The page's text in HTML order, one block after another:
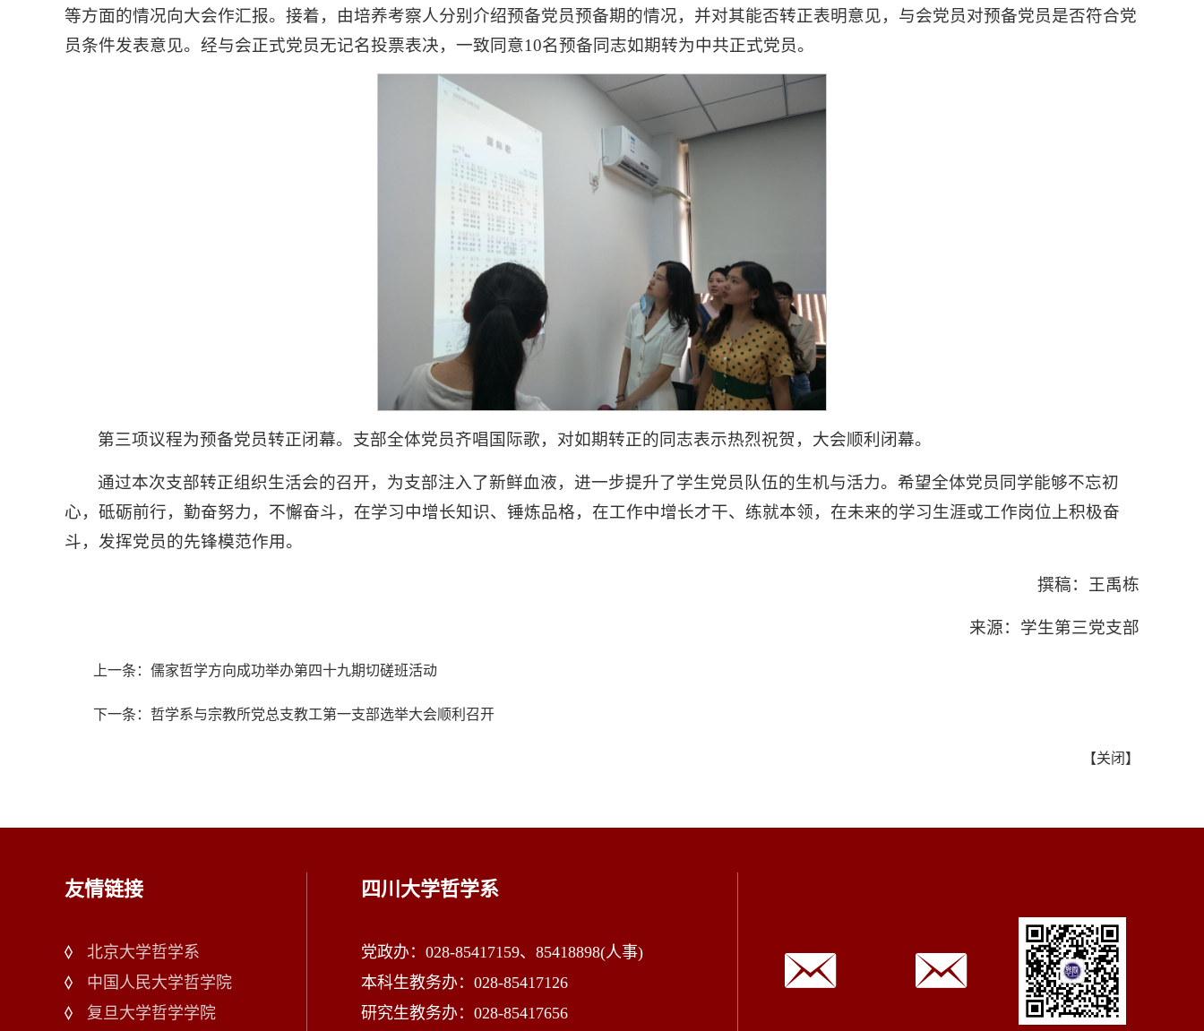
等方面的情况向大会作汇报。接着，由培养考察人分别介绍预备党员预备期的情况，并对其能否转正表明意见，与会党员对预备党员是否符合党
员条件发表意见。经与会正式党员无记名投票表决，一致同意10名预备同志如期转为中共正式党员。
第三项议程为预备党员转正闭幕。支部全体党员齐唱国际歌，对如期转正的同志表示热烈祝贺，大会顺利闭幕。
通过本次支部转正组织生活会的召开，为支部注入了新鲜血液，进一步提升了学生党员队伍的生机与活力。希望全体党员同学能够不忘初
心，砥砺前行，勤奋努力，不懈奋斗，在学习中增长知识、锤炼品格，在工作中增长才干、练就本领，在未来的学习生涯或工作岗位上积极奋
斗，发挥党员的先锋模范作用。
撰稿：王禹栋
来源：学生第三党支部
上一条：儒家哲学方向成功举办第四十九期切磋班活动
下一条：哲学系与宗教所党总支教工第一支部选举大会顺利召开
【关闭 】
友情链接
北京大学哲学系
中国人民大学哲学院
复旦大学哲学学院
四川大学哲学系
党政办：028-85417159、85418898(人事)
本科生教务办：028-85417126
研究生教务办：028-85417656